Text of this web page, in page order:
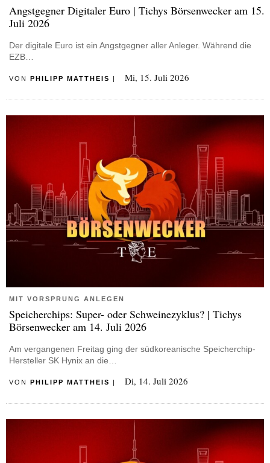
Angstgegner Digitaler Euro | Tichys Börsenwecker am 15.
Juli 2026
Der digitale Euro ist ein Angstgegner aller Anleger. Während die
EZB…
VON PHILIPP MATTHEIS Mi, 15. Juli 2026
MIT VORSPRUNG ANLEGEN
Speicherchips: Super- oder Schweinezyklus? | Tichys
Börsenwecker am 14. Juli 2026
Am vergangenen Freitag ging der südkoreanische Speicherchip-
Hersteller SK Hynix an die…
VON PHILIPP MATTHEIS Di, 14. Juli 2026